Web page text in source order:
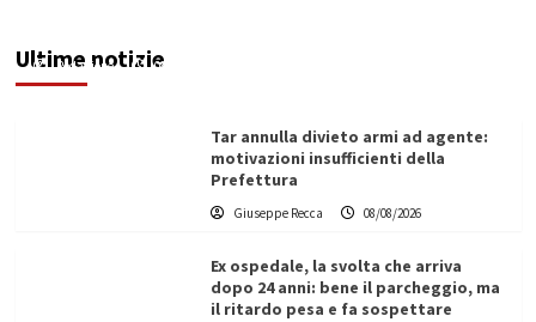
Ultime notizie
Redazione 08/08/2026
Tar annulla divieto armi ad agente:
motivazioni insufficienti della
Prefettura
Giuseppe Recca 08/08/2026
Ex ospedale, la svolta che arriva
dopo 24 anni: bene il parcheggio, ma
il ritardo pesa e fa sospettare